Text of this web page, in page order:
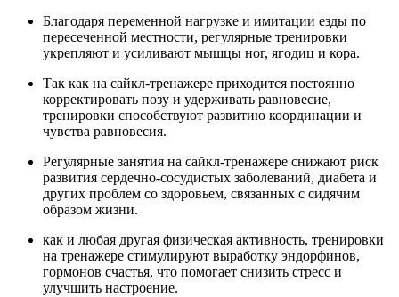
Благодаря переменной нагрузке и имитации езды по
пересеченной местности, регулярные тренировки
укрепляют и усиливают мышцы ног, ягодиц и кора.
Так как на сайкл-тренажере приходится постоянно
корректировать позу и удерживать равновесие,
тренировки способствуют развитию координации и
чувства равновесия.
Регулярные занятия на сайкл-тренажере снижают риск
развития сердечно-сосудистых заболеваний, диабета и
других проблем со здоровьем, связанных с сидячим
образом жизни.
как и любая другая физическая активность, тренировки
на тренажере стимулируют выработку эндорфинов,
гормонов счастья, что помогает снизить стресс и
улучшить настроение.